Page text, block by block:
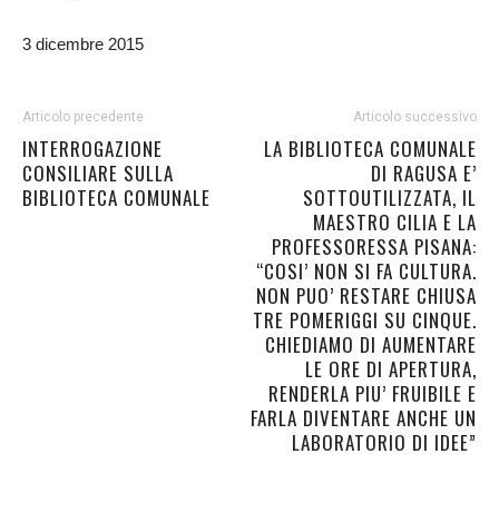
3 dicembre 2015
Articolo precedente
INTERROGAZIONE
CONSILIARE SULLA
BIBLIOTECA COMUNALE
Articolo successivo
LA BIBLIOTECA COMUNALE
DI RAGUSA E’
SOTTOUTILIZZATA, IL
MAESTRO CILIA E LA
PROFESSORESSA PISANA:
“COSI’ NON SI FA CULTURA.
NON PUO’ RESTARE CHIUSA
TRE POMERIGGI SU CINQUE.
CHIEDIAMO DI AUMENTARE
LE ORE DI APERTURA,
RENDERLA PIU’ FRUIBILE E
FARLA DIVENTARE ANCHE UN
LABORATORIO DI IDEE”